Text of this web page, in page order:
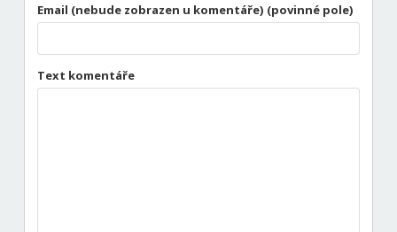
Email (nebude zobrazen u komentáře) (povinné pole)
Text komentáře